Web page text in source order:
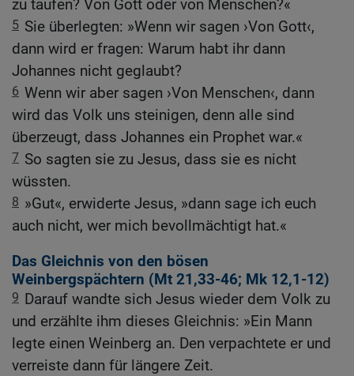
zu taufen? Von Gott oder von Menschen?«
5 Sie überlegten: »Wenn wir sagen ›Von Gott‹,
dann wird er fragen: Warum habt ihr dann
Johannes nicht geglaubt?
6 Wenn wir aber sagen ›Von Menschen‹, dann
wird das Volk uns steinigen, denn alle sind
überzeugt, dass Johannes ein Prophet war.«
7 So sagten sie zu Jesus, dass sie es nicht
wüssten.
8 »Gut«, erwiderte Jesus, »dann sage ich euch
auch nicht, wer mich bevollmächtigt hat.«
Das Gleichnis von den bösen
Weinbergspächtern (Mt 21,33-46; Mk 12,1-12)
9 Darauf wandte sich Jesus wieder dem Volk zu
und erzählte ihm dieses Gleichnis: »Ein Mann
legte einen Weinberg an. Den verpachtete er und
verreiste dann für längere Zeit.